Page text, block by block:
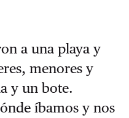
a una playa y
menores y
y un bote.
íbamos y nos